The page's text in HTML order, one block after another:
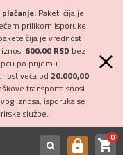
Paketi čija je
prilikom isporuke
čija je vrednost
600,00 RSD bez
po prijemu
veća od 20.000,00
transporta snosi
iznosa, isporuka se
službe.
https shopping_cart0